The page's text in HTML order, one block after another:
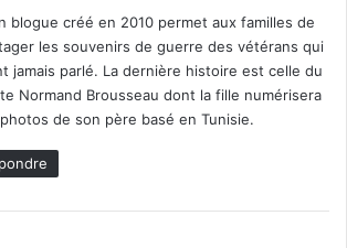
blogue créé en 2010 permet aux familles de
les souvenirs de guerre des vétérans qui
jamais parlé. La dernière histoire est celle du
Normand Brousseau dont la fille numérisera
de son père basé en Tunisie.